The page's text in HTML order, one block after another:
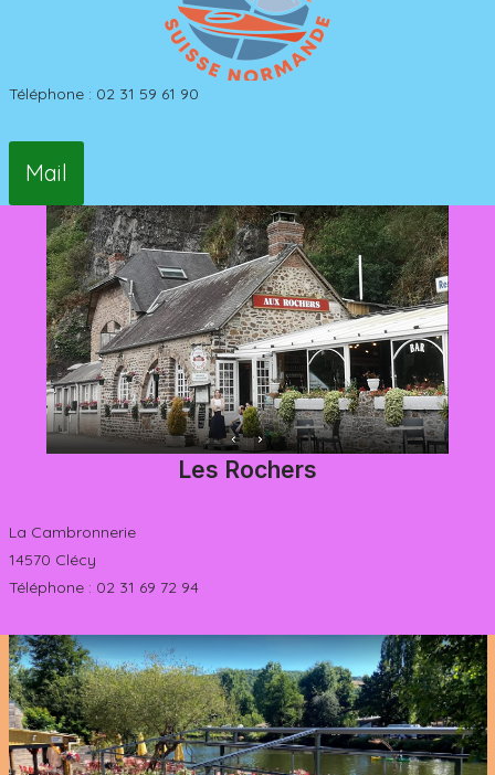
Téléphone : 02 31 59 61 90
Mail
Les Rochers
La Cambronnerie
14570 Clécy
Téléphone : 02 31 69 72 94